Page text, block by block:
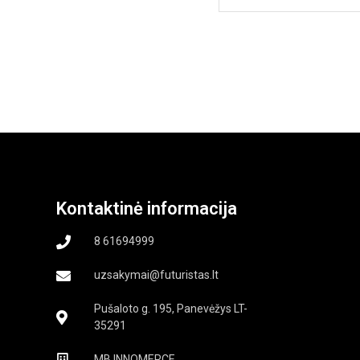
Kontaktinė informacija
8 61694999
uzsakymai@futuristas.lt
Pušaloto g. 195, Panevėžys LT-
35291